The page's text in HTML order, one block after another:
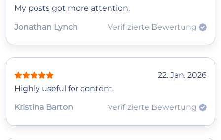
My posts got more attention.
Jonathan Lynch
Verifizierte Bewertung
22. Jan. 2026
Highly useful for content.
Kristina Barton
Verifizierte Bewertung